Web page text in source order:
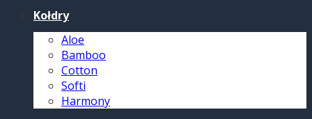
Kołdry
Aloe
Bamboo
Cotton
Softi
Harmony